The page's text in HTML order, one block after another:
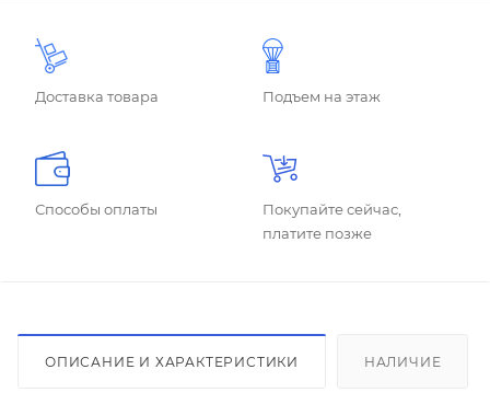
Доставка товара Подъем на этаж
Способы оплаты
Покупайте сейчас,
платите позже
ОПИСАНИЕ И ХАРАКТЕРИСТИКИ НАЛИЧИЕ